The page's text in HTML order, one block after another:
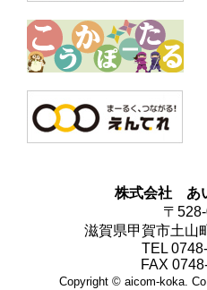
株式会社 あ
〒
滋賀県甲賀市土山
TEL
FAX
Copyright © aicom-koka.